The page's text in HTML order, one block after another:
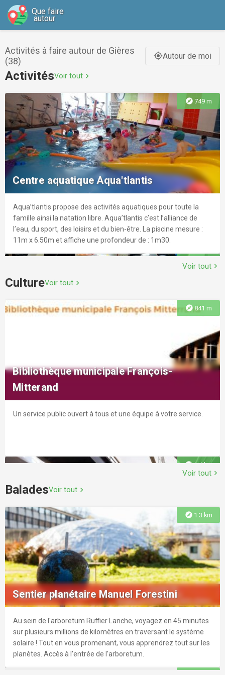
Que faire
autour
Activités à faire autour de Gières
(38)
gps_fixedAutour de moi
ActivitésVoir tout chevron_right
explore 749 m
Centre aquatique Aqua'tlantis
Aqua’tlantis propose des activités aquatiques pour toute la
famille ainsi la natation libre. Aqua’tlantis c’est l’alliance de
l’eau, du sport, des loisirs et du bien-être. La piscine mesure :
11m x 6.50m et affiche une profondeur de : 1m30.
explore
La salle de bloc Vertical’Art vous accueillera tous les jours à
Saint-Martin-D’Hérès dans un grand espace de 1700m², aux
profils et niveaux variés et renouvelés plusieurs fois par
semaine.
Une piscine au coeur de l'Université, pour apprécier faire
quelques longueurs entre deux amphithéâtres. Accessible
pour les personnes à mobilité réduite.
explore2.0 km
Hapik
Voir tout chevron_right
CultureVoir tout chevron_right
explore841 m
Bibliothèque municipale François-
Mitterand
Un service public ouvert à tous et une équipe à votre service.
explore1.4 km
Bibliothèque Universitaire Sciences
Bibliothèques Universitaires : r Sciences, Médecine Pharmacie
et Professorat Éducation
explore1.9 km
Voir tout chevron_right
BaladesVoir tout chevron_right
explore 1.3 km
Sentier planétaire Manuel Forestini
Au sein de l'arboretum Ruffier Lanche, voyagez en 45 minutes
sur plusieurs millions de kilomètres en traversant le système
solaire ! Tout en vous promenant, vous apprendrez tout sur les
planètes. Accès à l'entrée de l'arboretum.